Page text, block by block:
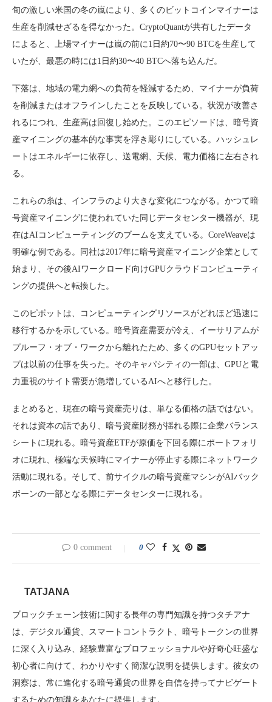
旬の激しい米国の冬の嵐により、多くのビットコインマイナーは
生産を削減せざるを得なかった。CryptoQuantが共有したデータ
によると、上場マイナーは嵐の前に1日約70〜90 BTCを生産して
いたが、最悪の時には1日約30〜40 BTCへ落ち込んだ。
下落は、地域の電力網への負荷を軽減するため、マイナーが負荷
を削減またはオフラインしたことを反映している。状況が改善さ
れるにつれ、生産高は回復し始めた。このエピソードは、暗号資
産マイニングの基本的な事実を浮き彫りにしている。ハッシュレ
ートはエネルギーに依存し、送電網、天候、電力価格に左右され
る。
これらの糸は、インフラのより大きな変化につながる。かつて暗
号資産マイニングに使われていた同じデータセンター機器が、現
在はAIコンピューティングのブームを支えている。CoreWeaveは
明確な例である。同社は2017年に暗号資産マイニング企業として
始まり、その後AIワークロード向けGPUクラウドコンピューティ
ングの提供へと転換した。
このピボットは、コンピューティングリソースがどれほど迅速に
移行するかを示している。暗号資産需要が冷え、イーサリアムが
プルーフ・オブ・ワークから離れたため、多くのGPUセットアッ
プは以前の仕事を失った。そのキャパシティの一部は、GPUと電
力重視のサイト需要が急増しているAIへと移行した。
まとめると、現在の暗号資産売りは、単なる価格の話ではない。
それは資本の話であり、暗号資産財務が揺れる際に企業バランス
シートに現れる。暗号資産ETFが原価を下回る際にポートフォリ
オに現れ、極端な天候時にマイナーが停止する際にネットワーク
活動に現れる。そして、前サイクルの暗号資産マシンがAIバック
ボーンの一部となる際にデータセンターに現れる。
0 comment 0
TATJANA
ブロックチェーン技術に関する長年の専門知識を持つタチアナ
は、デジタル通貨、スマートコントラクト、暗号トークンの世界
に深く入り込み、経験豊富なプロフェッショナルや好奇心旺盛な
初心者に向けて、わかりやすく簡潔な説明を提供します。彼女の
洞察は、常に進化する暗号通貨の世界を自信を持ってナビゲート
するための知識をあなたに提供します。